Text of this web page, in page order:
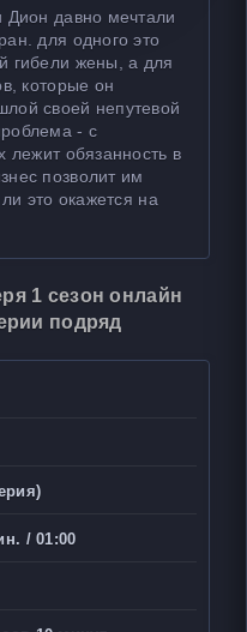
давно мечтали
для одного это
гибели жены, а для
которые он
своей непутевой
- с
лежит обязанность в
позволит им
это окажется на
1 сезон онлайн
подряд
/ 01:00